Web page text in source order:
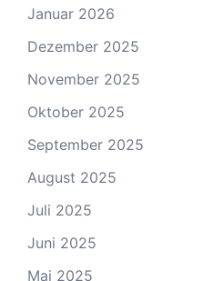
Januar 2026
Dezember 2025
November 2025
Oktober 2025
September 2025
August 2025
Juli 2025
Juni 2025
Mai 2025